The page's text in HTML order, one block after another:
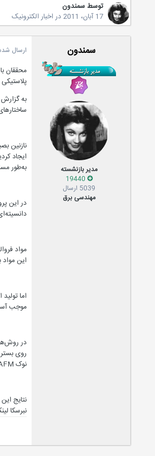
توسط سمندون
17 آبان، 2011
دراخبار الکترونیک
سمندون
مدیر بازنشسته
5039 ارسال
مهندسی برق
ارسال
به
نازنین
به‌طور
دانسیته‌ای بالغ بر 200 گیگابایت در اینچ
مواد
این
موجب
در
نوک AFM الگوهایی از مواد بلوری روی بستر ایجاد می‌کند.
نبرسکا